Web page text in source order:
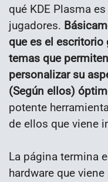
qué KDE Plasma
jugadores.
que es el escritorio
temas que
personalizar su
(Según ellos)
potente
de ellos que viene
La página termina
hardware que